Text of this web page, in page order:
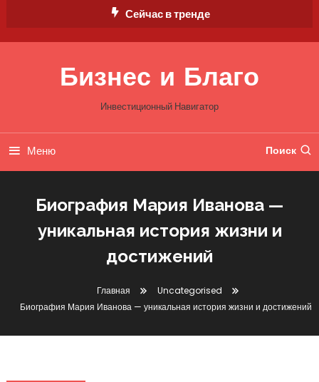
Сейчас в тренде
Бизнес и Благо
Инвестиционный Навигатор
Меню Поиск
Биография Мария Иванова —
уникальная история жизни и
достижений
Главная
Uncategorised
Биография Мария Иванова — уникальная история жизни и достижений